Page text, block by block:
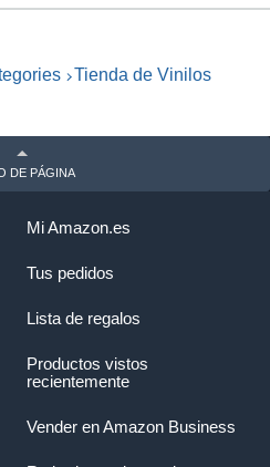
Tienda de Vinilos
DE PÁGINA
Mi Amazon.es
Tus pedidos
Lista de regalos
Productos vistos
recientemente
Vender en Amazon Business